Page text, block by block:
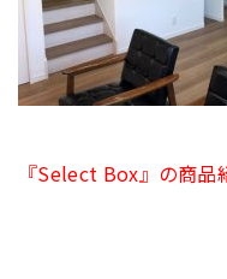
『Select Box』の商